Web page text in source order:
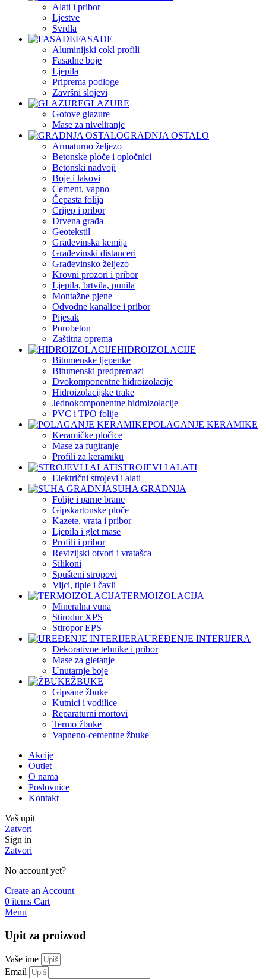
Alati i pribor
Ljestve
Svrdla
FASADE
Aluminijski cokl profili
Fasadne boje
Ljepila
Priprema podloge
Završni slojevi
GLAZURE
Gotove glazure
Mase za niveliranje
GRADNJA OSTALO
Armaturno željezo
Betonske ploče i opločnici
Betonski nadvoji
Boje i lakovi
Cement, vapno
Čepasta folija
Crijep i pribor
Drvena građa
Geotekstil
Građevinska kemija
Građevinski distanceri
Građevinsko željezo
Krovni prozori i pribor
Ljepila, brtvila, punila
Montažne pjene
Odvodne kanalice i pribor
Pijesak
Porobeton
Zaštitna oprema
HIDROIZOLACIJE
Bitumenske ljepenke
Bitumenski predpremazi
Dvokomponentne hidroizolacije
Hidroizolacijske trake
Jednokomponentne hidroizolacije
PVC i TPO folije
POLAGANJE KERAMIKE
Keramičke pločice
Mase za fugiranje
Profili za keramiku
STROJEVI I ALATI
Električni strojevi i alati
SUHA GRADNJA
Folije i parne brane
Gipskartonske ploče
Kazete, vrata i pribor
Ljepila i glet mase
Profili i pribor
Revizijski otvori i vratašca
Silikoni
Spušteni stropovi
Vijci, tiple i čavli
TERMOIZOLACIJA
Mineralna vuna
Stirodur XPS
Stiropor EPS
UREĐENJE INTERIJERA
Dekorativne tehnike i pribor
Mase za gletanje
Unutarnje boje
ŽBUKE
Gipsane žbuke
Kutnici i vodilice
Reparaturni mortovi
Termo žbuke
Vapneno-cementne žbuke
Akcije
Outlet
O nama
Poslovnice
Kontakt
Vaš upit
Zatvori
Sign in
Zatvori
No account yet?
Create an Account
0 items Cart
Menu
Upit za proizvod
Vaše ime
Email